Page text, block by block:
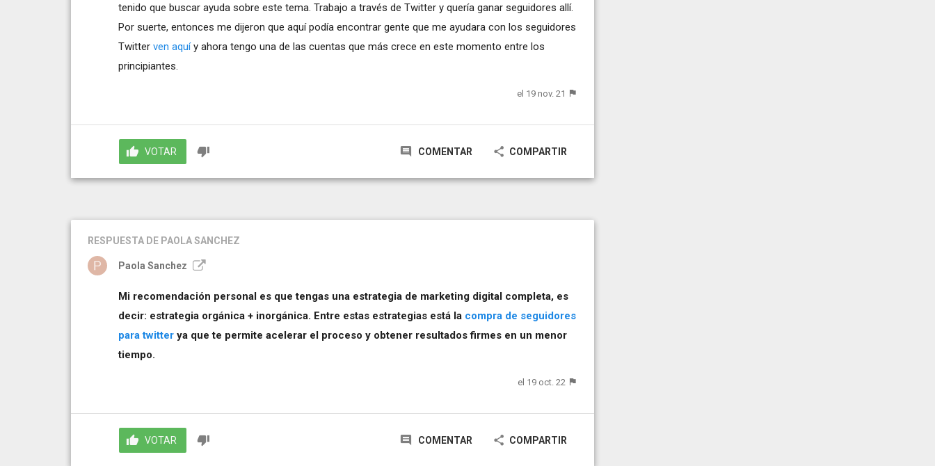
tenido que buscar ayuda sobre este tema. Trabajo a través de Twitter y quería ganar seguidores allí.
Por suerte, entonces me dijeron que aquí podía encontrar gente que me ayudara con los seguidores
Twitter ven aquíy ahora tengo una de las cuentas que más crece en este momento entre los
principiantes.
el 19 nov. 21
VOTAR COMENTAR COMPARTIR
RESPUESTA DE PAOLA SANCHEZ
Paola Sanchez
Mi recomendación personal es que tengas una estrategia de marketing digital completa, es
decir: estrategia orgánica + inorgánica. Entre estas estrategias está la compra de seguidores
para twitter ya que te permite acelerar el proceso y obtener resultados firmes en un menor
tiempo.
el 19 oct. 22
VOTAR COMENTAR COMPARTIR